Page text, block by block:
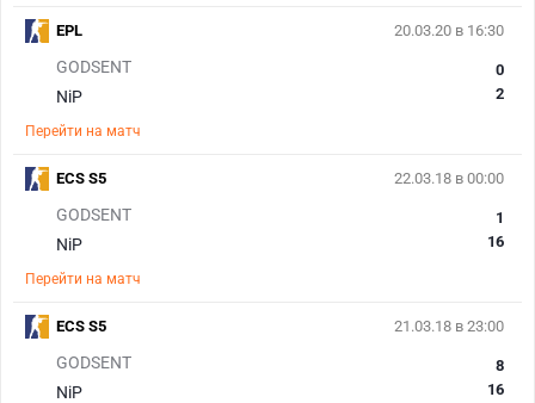
20.03.20 в 16:30
GODSENT
NiP
0
2
Перейти на матч
EPL
22.03.18 в 00:00
GODSENT
NiP
1
16
Перейти на матч
ECS S5
21.03.18 в 23:00
GODSENT
NiP
8
16
ECS S5